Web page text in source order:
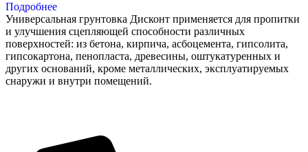
Подробнее
Универсальная грунтовка Дисконт применяется для пропитки
и улучшения сцепляющей способности различных
поверхностей: из бетона, кирпича, асбоцемента, гипсолита,
гипсокартона, пенопласта, древесины, оштукатуренных и
других оснований, кроме металлических, эксплуатируемых
снаружи и внутри помещений.